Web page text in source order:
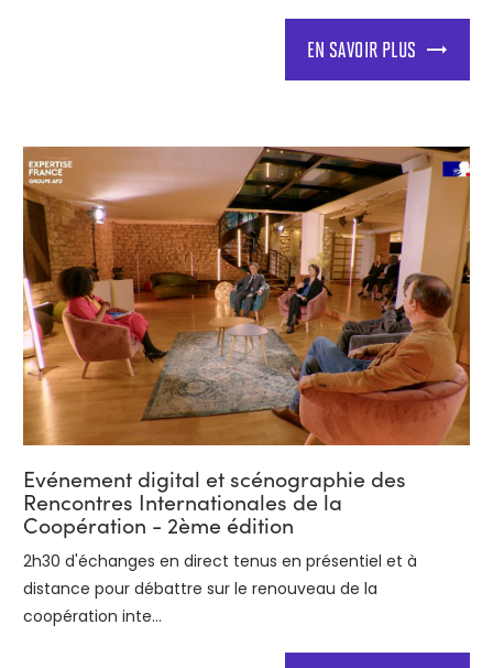
EN SAVOIR PLUS
Evénement digital et scénographie des
Rencontres Internationales de la
Coopération - 2ème édition
2h30 d'échanges en direct tenus en présentiel et à
distance pour débattre sur le renouveau de la
coopération inte...